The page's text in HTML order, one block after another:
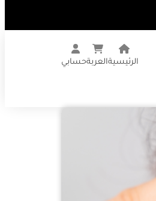
الرئيسيةالعربةحسابي